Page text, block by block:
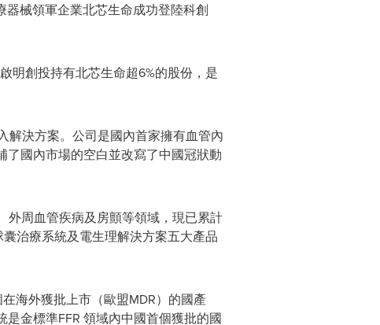
械領軍企業北芯生命成功登陸科創
明創投持有北芯生命超6%的股份，是
解決方案。公司是國內首家擁有血管內
了國內市場的空白並改寫了中國冠狀動
外周血管疾病及房顫等領域，現已累計
治療系統及電生理解決方案五大產品
海外獲批上市（歐盟MDR）的國產
金標準FFR 領域內中國首個獲批的國